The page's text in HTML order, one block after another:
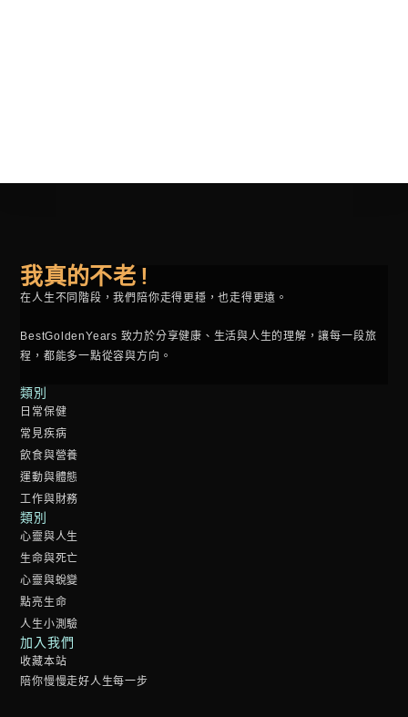
我真的不老 !
在人生不同階段，我們陪你走得更穩，也走得更遠。
BestGoldenYears 致力於分享健康、生活與人生的理解，讓每一段旅
程，都能多一點從容與方向。
類別
日常保健
常見疾病
飲食與營養
運動與體態
工作與財務
類別
心靈與人生
生命與死亡
心靈與蛻變
點亮生命
人生小測驗
加入我們
收藏本站
陪你慢慢走好人生每一步